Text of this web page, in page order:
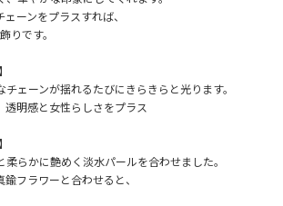
ーンをプラスすれば、
りです。
ェーンが揺れるたびにきらきらと光ります。
明感と女性らしさをプラス
らかに艶めく淡水パールを合わせました。
フラワーと合わせると、